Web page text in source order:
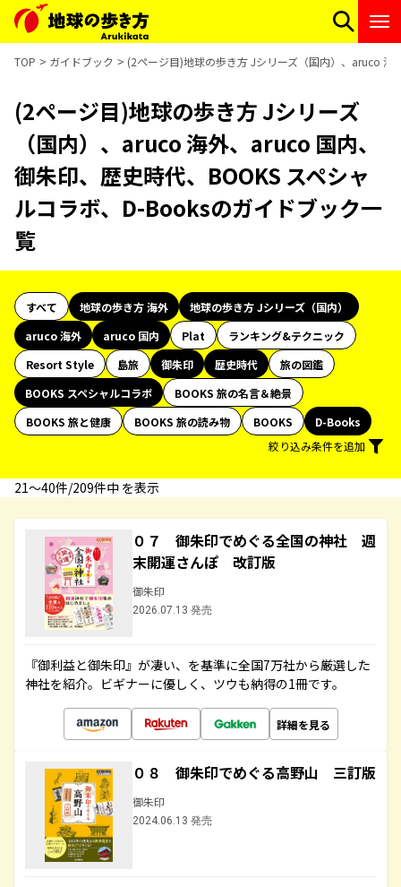
TOP ガイドブック (2ページ目)地球の歩き方 Jシリーズ（国内）、aruco
(2ページ目)地球の歩き方 Jシリーズ
（国内）、aruco 海外、aruco 国内、
御朱印、歴史時代、BOOKS スペシャ
ルコラボ、D-Booksのガイドブック一
覧
すべて 地球の歩き方 海外
地球の歩き方 Jシリーズ（国内）
aruco 海外
aruco 国内 Plat
ランキング&テクニック
Resort Style
島旅 御朱印 歴史時代
旅の図鑑
BOOKS スペシャルコラボ
BOOKS 旅の名言＆絶景
BOOKS 旅と健康
BOOKS 旅の読み物 BOOKS
D-Books
絞り込み条件を追加
21〜40件/209件中 を表示
０７ 御朱印でめぐる全国の神社 週
末開運さんぽ 改訂版
御朱印
2026.07.13 発売
『御利益と御朱印』が凄い、を基準に全国7万社から厳選した
神社を紹介。ビギナーに優しく、ツウも納得の1冊です。
詳細を見る
０８ 御朱印でめぐる高野山 三訂版
御朱印
2024.06.13 発売